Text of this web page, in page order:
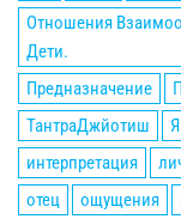
Отношения
Дети.
Предназначение
ТантраДжйотиш
Я
интерпретация
отец
ощущения